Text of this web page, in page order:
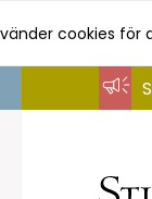
cookies